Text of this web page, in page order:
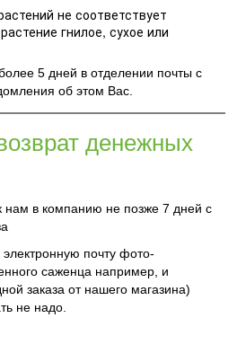
не соответствует
гнилое, сухое или
5 дней в отделении почты с
об этом Вас.
денежных
нам в компанию не позже 7 дней с
почту фото-
саженца например, и
заказа от нашего магазина)
не надо.